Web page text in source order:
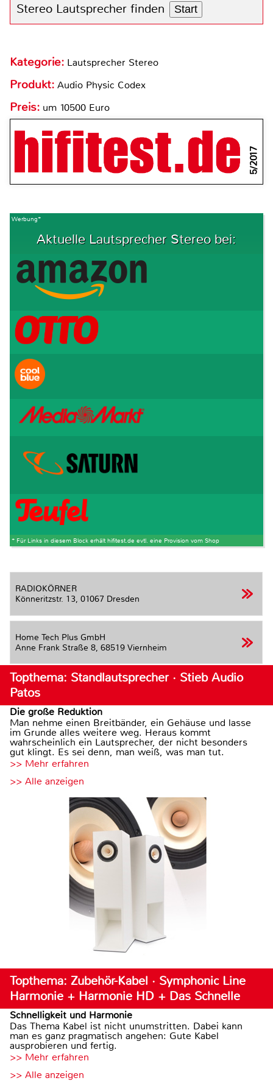
Stereo Lautsprecher finden Start
Kategorie: Lautsprecher Stereo
Produkt: Audio Physic Codex
Preis: um 10500 Euro
5/2017
Werbung*
Aktuelle Lautsprecher Stereo bei:
* Für Links in diesem Block erhält hifitest.de evtl. eine Provision vom Shop
RADIOKÖRNER
Könneritzstr. 13, 01067 Dresden
Home Tech Plus GmbH
Anne Frank Straße 8, 68519 Viernheim
Topthema: Standlautsprecher · Stieb Audio
Patos
Die große Reduktion
Man nehme einen Breitbänder, ein Gehäuse und lasse
im Grunde alles weitere weg. Heraus kommt
wahrscheinlich ein Lautsprecher, der nicht besonders
gut klingt. Es sei denn, man weiß, was man tut.
>> Mehr erfahren
>> Alle anzeigen
Topthema: Zubehör-Kabel · Symphonic Line
Harmonie + Harmonie HD + Das Schnelle
Schnelligkeit und Harmonie
Das Thema Kabel ist nicht unumstritten. Dabei kann
man es ganz pragmatisch angehen: Gute Kabel
ausprobieren und fertig.
>> Mehr erfahren
>> Alle anzeigen